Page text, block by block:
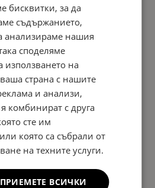
бисквитки, за да
съдържанието,
анализираме нашия
споделяме
използването на
страна с нашите
и анализи,
комбинират с друга
сте им
която са събрали от
на техните услуги.
ПРИЕМЕТЕ ВСИЧКИ